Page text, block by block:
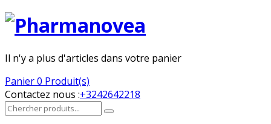
Il n'y a plus d'articles dans votre panier
Panier0 Produit(s)
Contactez nous :+3242642218